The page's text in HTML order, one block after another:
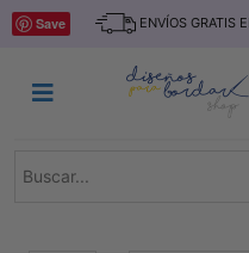
Saltar
ENVÍOS GRATIS
INICIO
TEJIDO
Save